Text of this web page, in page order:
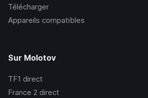
Télécharger
Appareils compatibles
Sur Molotov
TF1 direct
France 2 direct